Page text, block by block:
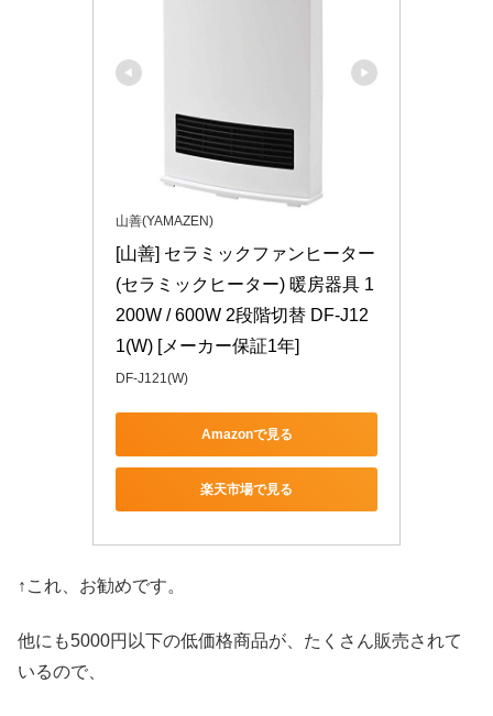
山善(YAMAZEN)
[山善] セラミックファンヒーター
(セラミックヒーター) 暖房器具 1
200W / 600W 2段階切替 DF-J12
1(W) [メーカー保証1年]
DF-J121(W)
Amazonで見る
楽天市場で見る
↑これ、お勧めです。
他にも5000円以下の低価格商品が、たくさん販売されて
いるので、